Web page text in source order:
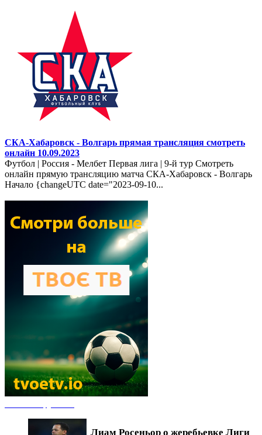
СКА-Хабаровск - Волгарь прямая трансляция смотреть
онлайн 10.09.2023
Футбол | Россия - Мелбет Первая лига | 9-й тур Смотреть
онлайн прямую трансляцию матча СКА-Хабаровск - Волгарь
Начало {changeUTC date="2023-09-10...
Лиам Росеньор о жеребьевке Лиги